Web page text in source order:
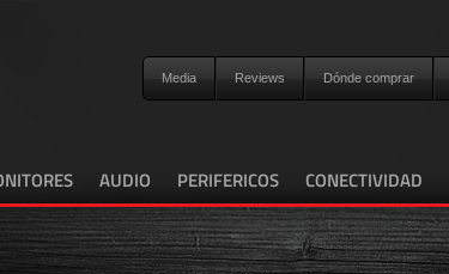
Media Reviews Dónde comprar
AUDIO PERIFERICOS CONECTIVIDAD